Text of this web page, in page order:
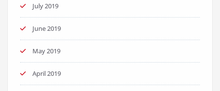
July 2019
June 2019
May 2019
April 2019